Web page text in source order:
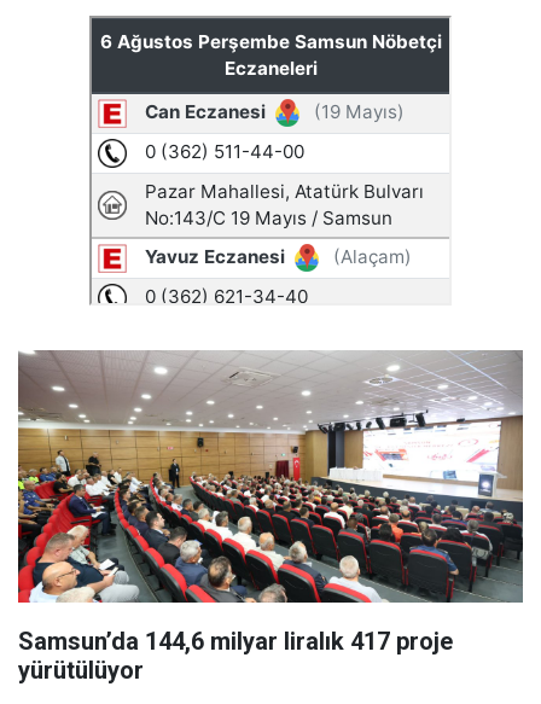
Samsun’da 144,6 milyar liralık 417 proje
yürütülüyor